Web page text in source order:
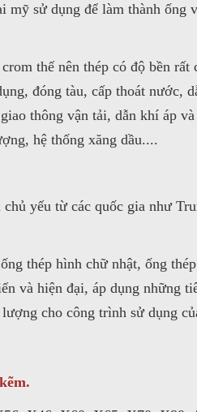
sử dụng để làm thành ống
thế nên thép có độ bền
đóng tàu, cấp thoát nước,
thông vận tải, dẫn khí áp
hệ thống xăng dầu....
yếu từ các quốc gia như
thép hình chữ nhật, ống
và hiện đại, áp dụng những
cho công trình sử dụng